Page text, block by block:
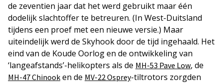
de zeventien jaar dat het werd gebruikt maar één
dodelijk slachtoffer te betreuren. (In West-Duitsland
tijdens een proef met een nieuwe versie.) Maar
uiteindelijk werd de Skyhook door de tijd ingehaald. Het
eind van de Koude Oorlog en de ontwikkeling van
‘langeafstands’-helikopters als de MH-53 Pave Low, de
MH-47 Chinook en de MV-22 Osprey-tiltrotors zorgden